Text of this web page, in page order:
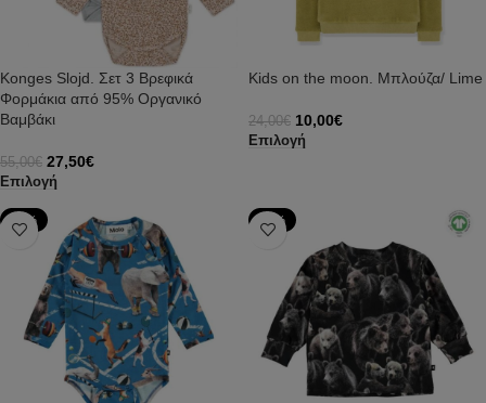
Konges Slojd. Σετ 3 Βρεφικά
Φορμάκια από 95% Οργανικό
Βαμβάκι
55,00€ 27,50€
Επιλογή
Kids on the moon. Μπλούζα/ Lime
24,00€ 10,00€
Επιλογή
-71% -71%